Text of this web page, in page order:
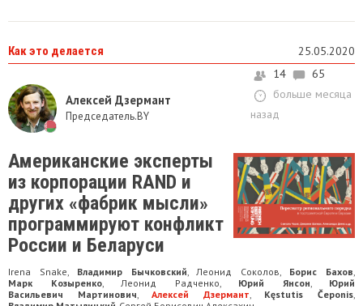
Как это делается 25.05.2020
Алексей Дзермант
Председатель.BY
14
65
больше месяца
назад
Американские эксперты
из корпорации RAND и
других «фабрик мысли»
программируют конфликт
России и Беларуси
Irena Snake, Владимир Бычковский,Леонид Соколов, Борис Бахов,
Марк Козыренко, Леонид Радченко, Юрий Янсон, Юрий
Васильевич Мартинович,Алексей Дзермант, Kęstutis Čeponis,